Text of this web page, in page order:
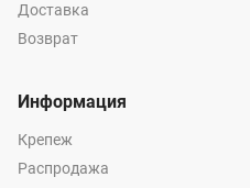
Доставка
Возврат
Информация
Крепеж
Распродажа